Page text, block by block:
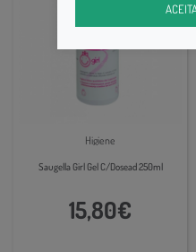
Higiene
Saugella Girl Gel C/Dosead 250ml
15,80€